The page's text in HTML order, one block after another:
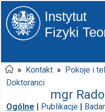
Instytut
Fizyki
» Kontakt » Pokoje i
Doktoranci
mgr
Ogólne | Publikacje |